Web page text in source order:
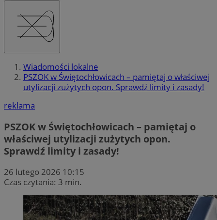
Wiadomości lokalne
PSZOK w Świętochłowicach – pamiętaj o właściwej
utylizacji zużytych opon. Sprawdź limity i zasady!
reklama
PSZOK w Świętochłowicach – pamiętaj o
właściwej utylizacji zużytych opon.
Sprawdź limity i zasady!
26 lutego 2026 10:15
Czas czytania: 3 min.